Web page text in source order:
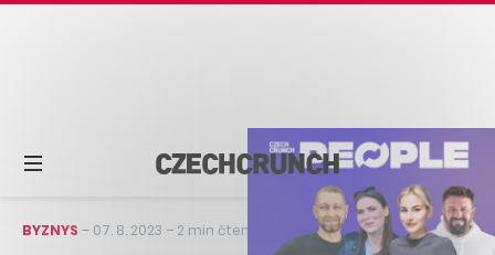
BYZNYS – 07. 8. 2023 – 2 min čtení